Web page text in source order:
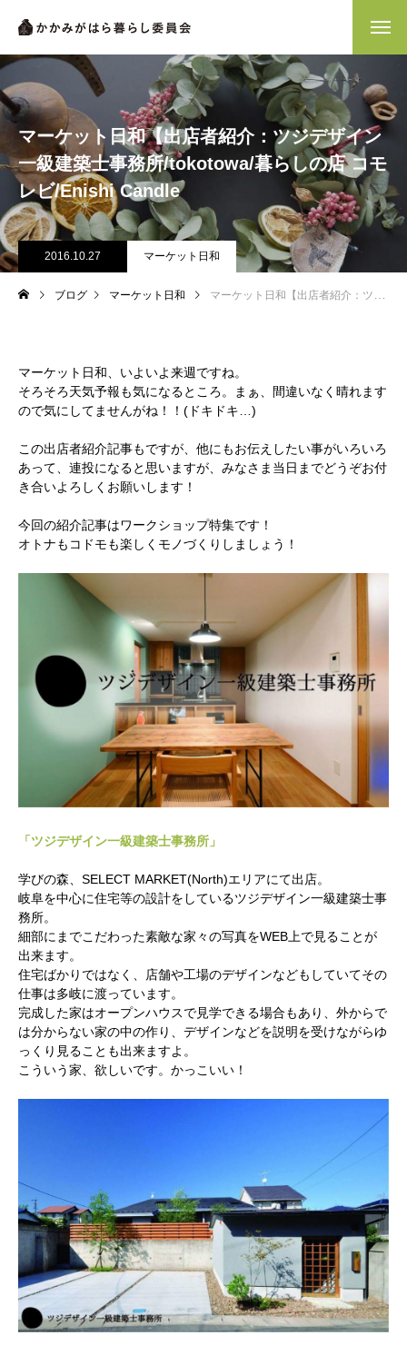
マーケット日和【出店者紹介：ツジデザイン
一級建築士事務所/tokotowa/暮らしの店 コモ
レビ/Enishi Candle
2016.10.27 マーケット日和
ブログ マーケット日和 マーケット日和【出店者紹介：ツジデザイン一級建築士事務所/tokotowa/暮らしの店 コモレビ/Enishi Candle
マーケット日和、いよいよ来週ですね。
そろそろ天気予報も気になるところ。まぁ、間違いなく晴れます
ので気にしてませんがね！！(ドキドキ…)
この出店者紹介記事もですが、他にもお伝えしたい事がいろいろ
あって、連投になると思いますが、みなさま当日までどうぞお付
き合いよろしくお願いします！
今回の紹介記事はワークショップ特集です！
オトナもコドモも楽しくモノづくりしましょう！
「ツジデザイン一級建築士事務所」
学びの森、SELECT MARKET(North)エリアにて出店。
岐阜を中心に住宅等の設計をしているツジデザイン一級建築士事
務所。
細部にまでこだわった素敵な家々の写真をWEB上で見ることが
出来ます。
住宅ばかりではなく、店舗や工場のデザインなどもしていてその
仕事は多岐に渡っています。
完成した家はオープンハウスで見学できる場合もあり、外からで
は分からない家の中の作り、デザインなどを説明を受けながらゆ
っくり見ることも出来ますよ。
こういう家、欲しいです。かっこいい！